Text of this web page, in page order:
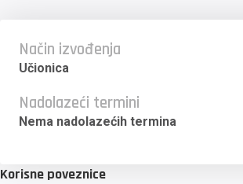
Način izvođenja
Učionica
Nadolazeći termini
Nema nadolazećih termina
Korisne poveznice